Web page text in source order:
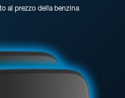
al prezzo della benzina